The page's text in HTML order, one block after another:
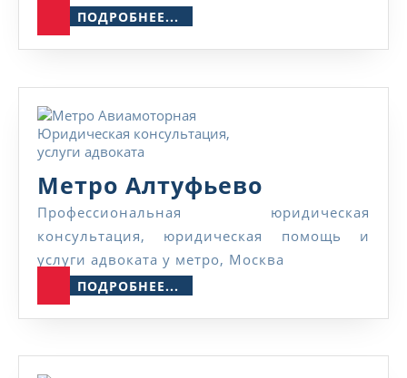
ПОДРОБНЕЕ...
Метро Алтуфьево
Алтуфьево
Профессиональная юридическая
консультация, юридическая помощь и
услуги адвоката у метро, Москва
ПОДРОБНЕЕ...